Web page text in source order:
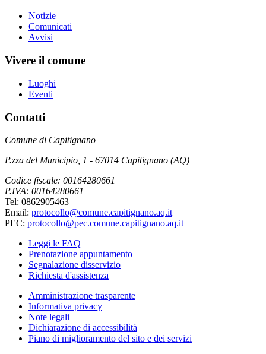
Notizie
Comunicati
Avvisi
Vivere il comune
Luoghi
Eventi
Contatti
Comune di Capitignano
P.zza del Municipio, 1 - 67014 Capitignano (AQ)
Codice fiscale: 00164280661
P.IVA: 00164280661
Tel: 0862905463
Email: protocollo@comune.capitignano.aq.it
PEC: protocollo@pec.comune.capitignano.aq.it
Leggi le FAQ
Prenotazione appuntamento
Segnalazione disservizio
Richiesta d'assistenza
Amministrazione trasparente
Informativa privacy
Note legali
Dichiarazione di accessibilità
Piano di miglioramento del sito e dei servizi